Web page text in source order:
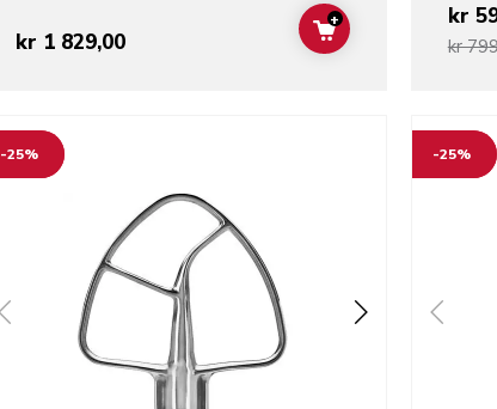
kr 1 829,00 ADD TO CART
+ kr
kr
-25% -25%